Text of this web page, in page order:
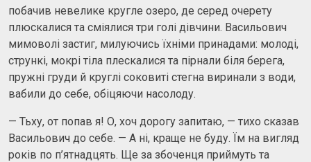
побачив невелике кругле озеро, де серед очерету
плюскалися та сміялися три голі дівчини. Васильович
мимоволі застиг, милуючись їхніми принадами: молоді,
стрункі, мокрі тіла плескалися та пірнали біля берега,
пружні груди й круглі соковиті стегна виринали з води,
вабили до себе, обіцяючи насолоду.
— Тьху, от попав я! О, хоч дорогу запитаю, — тихо сказав
Васильович до себе. — А ні, краще не буду. Їм на вигляд
років по п’ятнадцять. Ще за збоченця приймуть та